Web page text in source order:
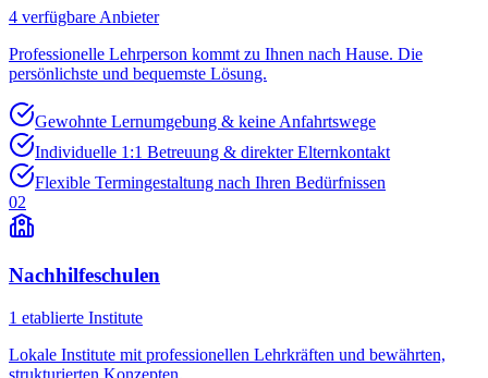
4 verfügbare Anbieter
Professionelle Lehrperson kommt zu Ihnen nach Hause. Die
persönlichste und bequemste Lösung.
Gewohnte Lernumgebung & keine Anfahrtswege
Individuelle 1:1 Betreuung & direkter Elternkontakt
Flexible Termingestaltung nach Ihren Bedürfnissen
02
Nachhilfeschulen
1 etablierte Institute
Lokale Institute mit professionellen Lehrkräften und bewährten,
strukturierten Konzepten.